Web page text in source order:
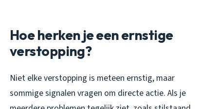
Hoe herken je een ernstige
verstopping?
Niet elke verstopping is meteen ernstig, maar
sommige signalen vragen om directe actie. Als je